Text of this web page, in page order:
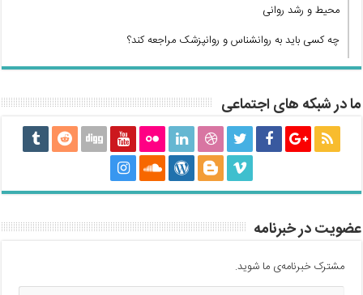
محیط و رشد روانی
چه کسی باید به روانشناس و روانپزشک مراجعه کند؟
ما در شبکه های اجتماعی
عضویت در خبرنامه
مشترک خبرنامه‌ی ما شوید.